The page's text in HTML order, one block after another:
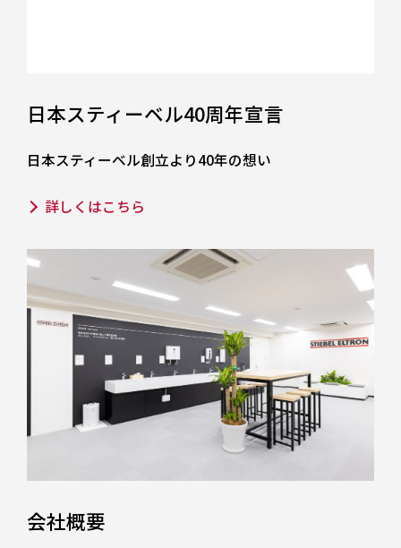
日本スティーベル40周年宣言
日本スティーベル創立より40年の想い
詳しくはこちら
会社概要